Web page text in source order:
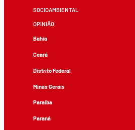
SOCIOAMBIENTAL
OPINIÃO
Bahia
Ceará
Distrito Federal
Minas Gerais
Paraíba
Paraná